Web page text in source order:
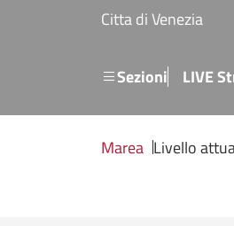
Salta al contenuto principale
Citta di Venezia
SezioniMenu
LIVE
Marea Livello